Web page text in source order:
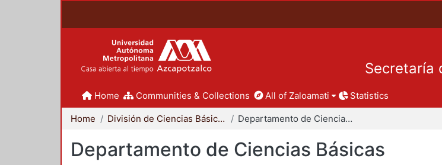
Secretaría
Home Communities & Collections All of Zaloamati Statistics
Home División de Ciencias Básicas e Ingeniería Departamento de Ciencias Básicas
Departamento de Ciencias Básicas